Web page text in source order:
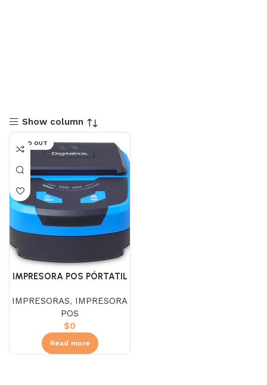
Show column
SOLD OUT
IMPRESORA POS PÓRTATIL
IMPRESORAS, IMPRESORA
POS
$0
Read more